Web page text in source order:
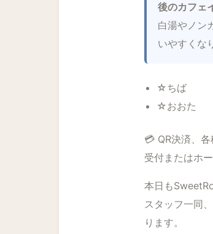
後のカフェ
白湯やノン
いやすくな
☆ちば
☆おおた
💳 QR決済、各
受付またはホ
本日も
スタッフ一同
ります。